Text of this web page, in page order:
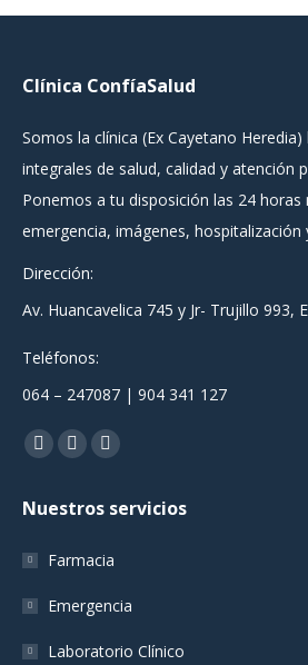
Clínica ConfíaSalud
Somos la clínica (Ex Cayetano
integrales de salud, calidad y atención
Ponemos a tu disposición las 24 horas
emergencia, imágenes, hospitalización
Dirección:
Av. Huancavelica 745 y Jr- Trujillo 993,
Teléfonos:
064 – 247087 | 904 341 127
Encuéntranos en:
Facebook
opens
new
window
YouTube
opens
new
window
Instagram
opens
new
window
Nuestros servicios
Farmacia
Emergencia
Laboratorio Clínico